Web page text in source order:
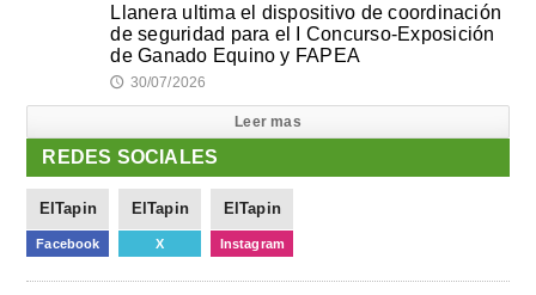
Llanera ultima el dispositivo de coordinación
de seguridad para el I Concurso-Exposición
de Ganado Equino y FAPEA
🕔 30/07/2026
Leer mas
REDES SOCIALES
ElTapin
Facebook
ElTapin
X
ElTapin
Instagram